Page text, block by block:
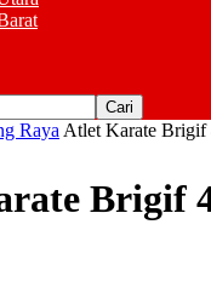
Raya Atlet Karate Brigif
Brigif